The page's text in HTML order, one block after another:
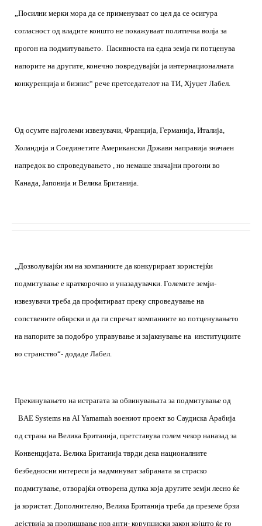
„Посилни мерки мора да се применуваат со цел да се осигура
согласност од владите коишто не покажуваат политичка волја за
прогон на подмитувањето. Пасивноста на една земја ги потценува
напорите на другите, конечно повредувајќи ја интернационалната
конкуренција и бизнис“ рече претседателот на ТИ, Хјуџет Лабел.
Од осумте најголеми извезувачи, Франција, Германија, Италија,
Холандија и Соединетите Американски Држави направија значаен
напредок во спроведувањето , но немаше значајни прогони во
Канада, Јапонија и Велика Британија.
„Дозволувајќи им на компаниите да конкурираат користејќи
подмитување е краткорочно и уназадувачки. Големите земји-
извезувачи треба да профитираат преку спроведување на
сопствените обврски и да ги спречат компаниите во потценувањето
на напорите за подобро управување и зајакнување на институциите
во странство“- додаде Лабел.
Прекинувањето на истрагата за обвинувањата за подмитување од
BAE Systems на AI Yamamah воениот проект во Саудиска Арабија
од страна на Велика Британија, претставува голем чекор наназад за
Конвенцијата. Велика Британија тврди дека националните
безбедносни интереси ја надминуват забраната за страско
подмитување, отворајќи отворена дупка која другите земји лесно ќе
ја користат. Дополнително, Велика Британија треба да преземе брзи
дејствија за пропишвање нов анти- корупциски закон којшто ќе го